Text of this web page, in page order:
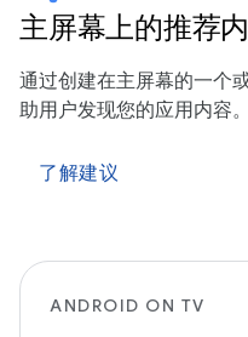
主屏幕上的推荐
通过创建在主屏幕的一个
助用户发现您的应用内容。
了解建议
ANDROID ON TV